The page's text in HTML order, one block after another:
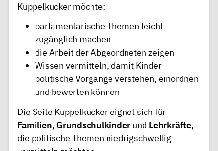
Kuppelkucker möchte:
parlamentarische Themen leicht
zugänglich machen
die Arbeit der Abgeordneten zeigen
Wissen vermitteln, damit Kinder
politische Vorgänge verstehen, einordnen
und bewerten können
Die Seite Kuppelkucker eignet sich für
Familien, Grundschulkinder und Lehrkräfte,
die politische Themen niedrigschwellig